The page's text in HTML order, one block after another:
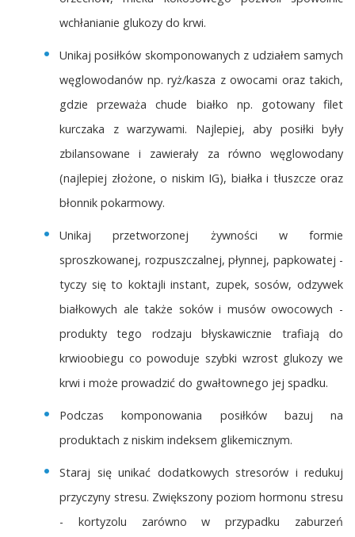
wchłanianie glukozy do krwi.
Unikaj posiłków skomponowanych z udziałem samych
węglowodanów np. ryż/kasza z owocami oraz takich,
gdzie przeważa chude białko np. gotowany filet
kurczaka z warzywami. Najlepiej, aby posiłki były
zbilansowane i zawierały za równo węglowodany
(najlepiej złożone, o niskim IG), białka i tłuszcze oraz
błonnik pokarmowy.
Unikaj przetworzonej żywności w formie
sproszkowanej, rozpuszczalnej, płynnej, papkowatej -
tyczy się to koktajli instant, zupek, sosów, odzywek
białkowych ale także soków i musów owocowych -
produkty tego rodzaju błyskawicznie trafiają do
krwioobiegu co powoduje szybki wzrost glukozy we
krwi i może prowadzić do gwałtownego jej spadku.
Podczas komponowania posiłków bazuj na
produktach z niskim indeksem glikemicznym.
Staraj się unikać dodatkowych stresorów i redukuj
przyczyny stresu. Zwiększony poziom hormonu stresu
- kortyzolu zarówno w przypadku zaburzeń